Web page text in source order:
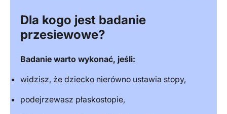
Dla kogo jest badanie
przesiewowe?
Badanie warto wykonać, jeśli:
widzisz, że dziecko nierówno ustawia stopy,
podejrzewasz płaskostopie,